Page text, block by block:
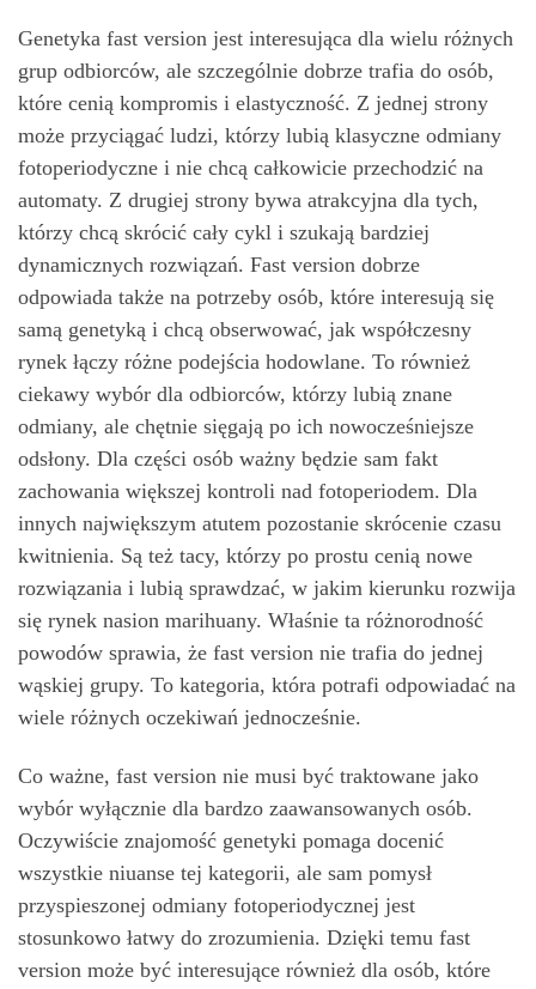
Genetyka fast version jest interesująca dla wielu różnych
grup odbiorców, ale szczególnie dobrze trafia do osób,
które cenią kompromis i elastyczność. Z jednej strony
może przyciągać ludzi, którzy lubią klasyczne odmiany
fotoperiodyczne i nie chcą całkowicie przechodzić na
automaty. Z drugiej strony bywa atrakcyjna dla tych,
którzy chcą skrócić cały cykl i szukają bardziej
dynamicznych rozwiązań. Fast version dobrze
odpowiada także na potrzeby osób, które interesują się
samą genetyką i chcą obserwować, jak współczesny
rynek łączy różne podejścia hodowlane. To również
ciekawy wybór dla odbiorców, którzy lubią znane
odmiany, ale chętnie sięgają po ich nowocześniejsze
odsłony. Dla części osób ważny będzie sam fakt
zachowania większej kontroli nad fotoperiodem. Dla
innych największym atutem pozostanie skrócenie czasu
kwitnienia. Są też tacy, którzy po prostu cenią nowe
rozwiązania i lubią sprawdzać, w jakim kierunku rozwija
się rynek nasion marihuany. Właśnie ta różnorodność
powodów sprawia, że fast version nie trafia do jednej
wąskiej grupy. To kategoria, która potrafi odpowiadać na
wiele różnych oczekiwań jednocześnie.
Co ważne, fast version nie musi być traktowane jako
wybór wyłącznie dla bardzo zaawansowanych osób.
Oczywiście znajomość genetyki pomaga docenić
wszystkie niuanse tej kategorii, ale sam pomysł
przyspieszonej odmiany fotoperiodycznej jest
stosunkowo łatwy do zrozumienia. Dzięki temu fast
version może być interesujące również dla osób, które